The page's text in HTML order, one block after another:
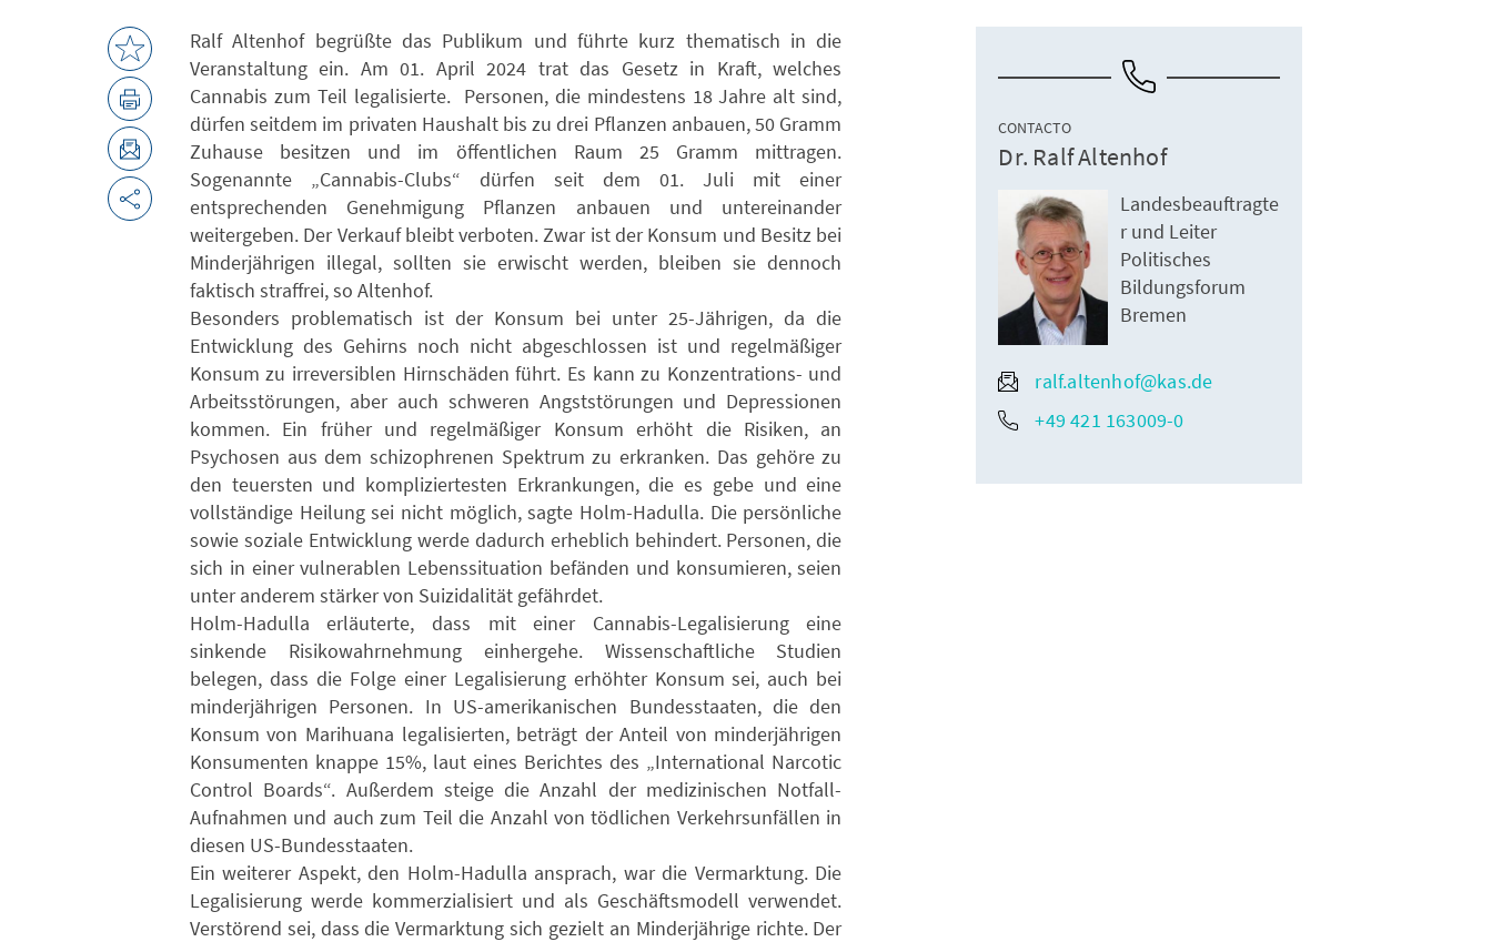
Ralf Altenhof begrüßte das Publikum und führte kurz thematisch in die
Veranstaltung ein. Am 01. April 2024 trat das Gesetz in Kraft, welches
Cannabis zum Teil legalisierte. Personen, die mindestens 18 Jahre alt sind,
dürfen seitdem im privaten Haushalt bis zu drei Pflanzen anbauen, 50 Gramm
Zuhause besitzen und im öffentlichen Raum 25 Gramm mittragen.
Sogenannte „Cannabis-Clubs“ dürfen seit dem 01. Juli mit einer
entsprechenden Genehmigung Pflanzen anbauen und untereinander
weitergeben. Der Verkauf bleibt verboten. Zwar ist der Konsum und Besitz bei
Minderjährigen illegal, sollten sie erwischt werden, bleiben sie dennoch
faktisch straffrei, so Altenhof.
Besonders problematisch ist der Konsum bei unter 25-Jährigen, da die
Entwicklung des Gehirns noch nicht abgeschlossen ist und regelmäßiger
Konsum zu irreversiblen Hirnschäden führt. Es kann zu Konzentrations- und
Arbeitsstörungen, aber auch schweren Angststörungen und Depressionen
kommen. Ein früher und regelmäßiger Konsum erhöht die Risiken, an
Psychosen aus dem schizophrenen Spektrum zu erkranken. Das gehöre zu
den teuersten und kompliziertesten Erkrankungen, die es gebe und eine
vollständige Heilung sei nicht möglich, sagte Holm-Hadulla. Die persönliche
sowie soziale Entwicklung werde dadurch erheblich behindert. Personen, die
sich in einer vulnerablen Lebenssituation befänden und konsumieren, seien
unter anderem stärker von Suizidalität gefährdet.
Holm-Hadulla erläuterte, dass mit einer Cannabis-Legalisierung eine
sinkende Risikowahrnehmung einhergehe. Wissenschaftliche Studien
belegen, dass die Folge einer Legalisierung erhöhter Konsum sei, auch bei
minderjährigen Personen. In US-amerikanischen Bundesstaaten, die den
Konsum von Marihuana legalisierten, beträgt der Anteil von minderjährigen
Konsumenten knappe 15%, laut eines Berichtes des „International Narcotic
Control Boards“. Außerdem steige die Anzahl der medizinischen Notfall-
Aufnahmen und auch zum Teil die Anzahl von tödlichen Verkehrsunfällen in
diesen US-Bundesstaaten.
Ein weiterer Aspekt, den Holm-Hadulla ansprach, war die Vermarktung. Die
Legalisierung werde kommerzialisiert und als Geschäftsmodell verwendet.
Verstörend sei, dass die Vermarktung sich gezielt an Minderjährige richte. Der
CONTACTO
Dr. Ralf Altenhof
Landesbeauftragte
r und Leiter
Politisches
Bildungsforum
Bremen
ralf.altenhof@kas.de
+49 421 163009-0